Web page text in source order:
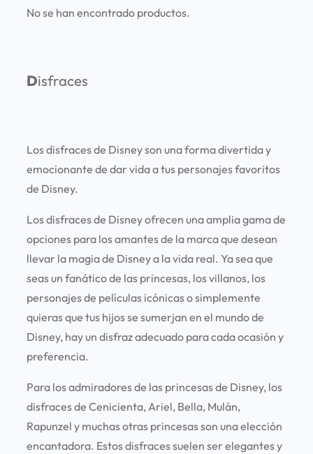
No se han encontrado productos.
Disfraces
Los disfraces de Disney son una forma divertida y
emocionante de dar vida a tus personajes favoritos
de Disney.
Los disfraces de Disney ofrecen una amplia gama de
opciones para los amantes de la marca que desean
llevar la magia de Disney a la vida real. Ya sea que
seas un fanático de las princesas, los villanos, los
personajes de películas icónicas o simplemente
quieras que tus hijos se sumerjan en el mundo de
Disney, hay un disfraz adecuado para cada ocasión y
preferencia.
Para los admiradores de las princesas de Disney, los
disfraces de Cenicienta, Ariel, Bella, Mulán,
Rapunzel y muchas otras princesas son una elección
encantadora. Estos disfraces suelen ser elegantes y